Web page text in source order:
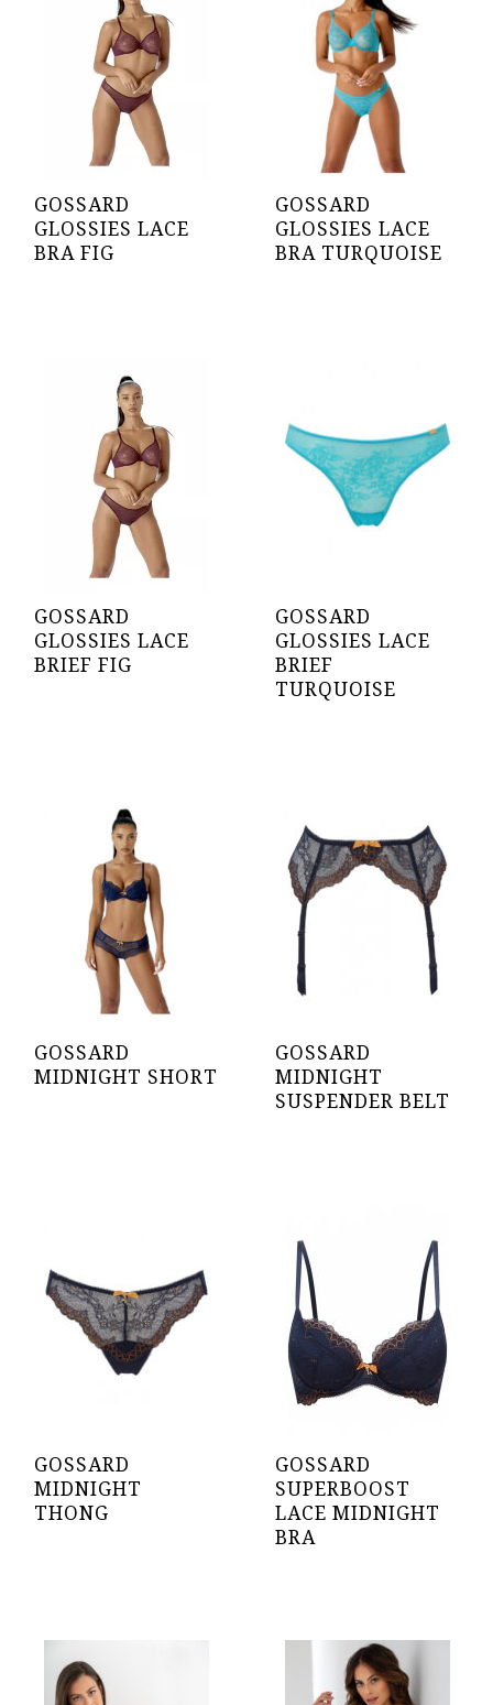
GOSSARD
GLOSSIES LACE
BRA FIG
GOSSARD
GLOSSIES LACE
BRA TURQUOISE
GOSSARD
GLOSSIES LACE
BRIEF FIG
GOSSARD
GLOSSIES LACE
BRIEF
TURQUOISE
GOSSARD
MIDNIGHT SHORT
GOSSARD
MIDNIGHT
SUSPENDER BELT
GOSSARD
MIDNIGHT
THONG
GOSSARD
SUPERBOOST
LACE MIDNIGHT
BRA